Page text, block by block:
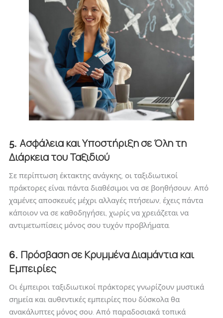
5. Ασφάλεια και Υποστήριξη σε Όλη τη
Διάρκεια του Ταξιδιού
Σε περίπτωση έκτακτης ανάγκης, οι ταξιδιωτικοί
πράκτορες είναι πάντα διαθέσιμοι να σε βοηθήσουν. Από
χαμένες αποσκευές μέχρι αλλαγές πτήσεων, έχεις πάντα
κάποιον να σε καθοδηγήσει, χωρίς να χρειάζεται να
αντιμετωπίσεις μόνος σου τυχόν προβλήματα.
6. Πρόσβαση σε Κρυμμένα Διαμάντια και
Εμπειρίες
Οι έμπειροι ταξιδιωτικοί πράκτορες γνωρίζουν μυστικά
σημεία και αυθεντικές εμπειρίες που δύσκολα θα
ανακάλυπτες μόνος σου. Από παραδοσιακά τοπικά